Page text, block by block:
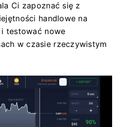
Ci zapoznać się z
handlowe na
testować nowe
w czasie rzeczywistym